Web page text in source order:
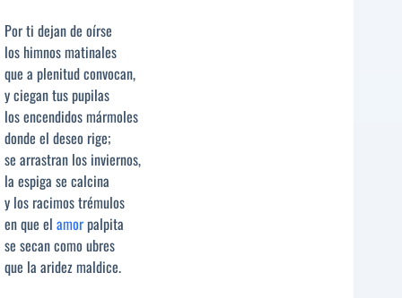
Por ti dejan de oírse
los himnos matinales
que a plenitud convocan,
y ciegan tus pupilas
los encendidos mármoles
donde el deseo rige;
se arrastran los inviernos,
la espiga se calcina
y los racimos trémulos
en que el amorpalpita
se secan como ubres
que la aridez maldice.